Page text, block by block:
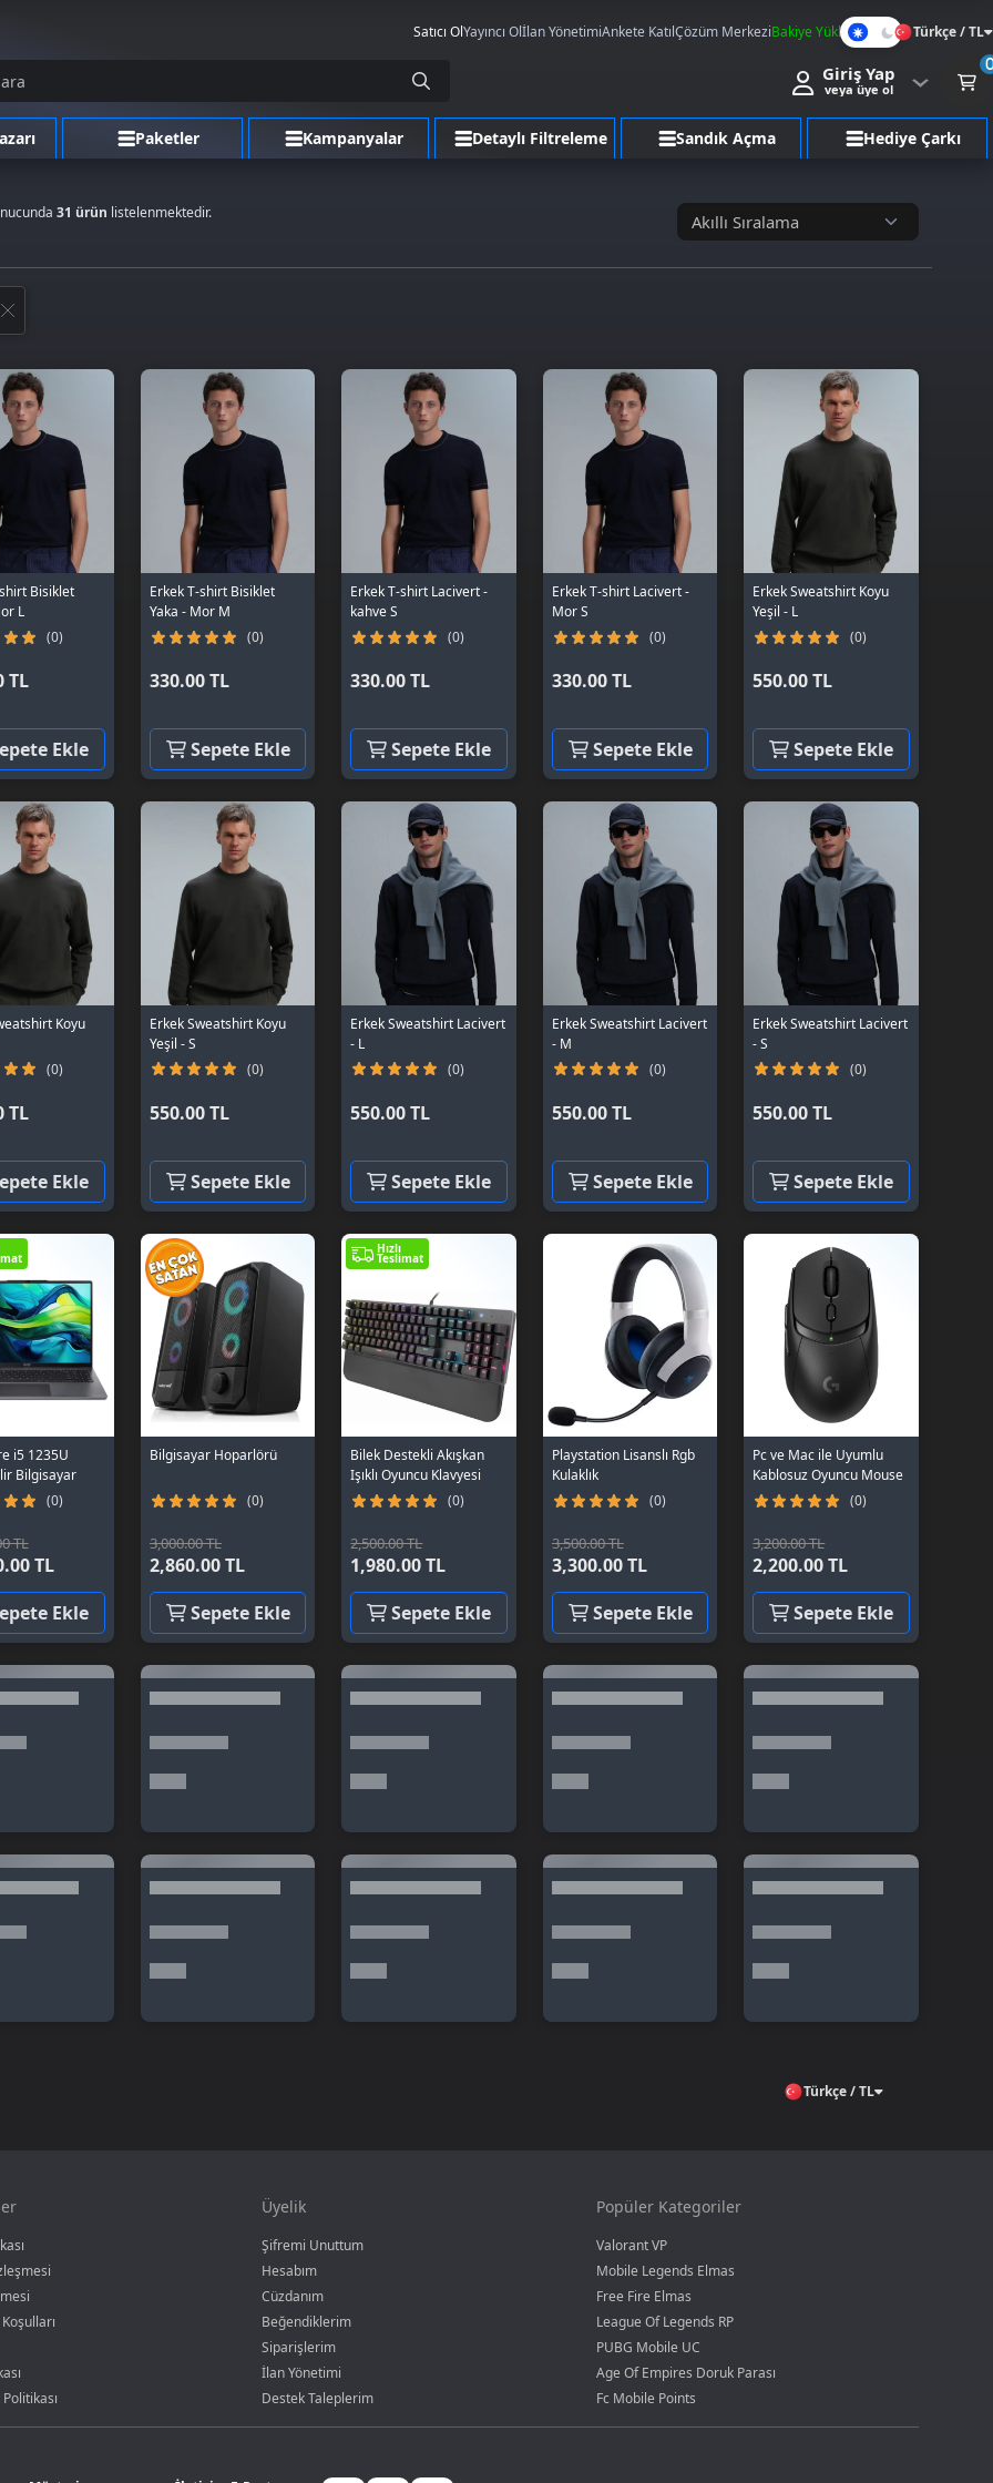
Satıcı OlYayıncı Olİlan YönetimiAnkete KatılÇözüm MerkeziBakiye Yükle
Karanlık
Mod
Türkçe / TL
Giriş Yap
veya üye ol
Paketler Kampanyalar Detaylı Filtreleme Sandık Açma Hediye Çarkı
31 ürün listelenmektedir.
Bisiklet
L
(0)
TL
Ekle
Erkek T-shirt Bisiklet
Yaka - Mor M
(0)
330.00 TL
Sepete Ekle
Erkek T-shirt Lacivert -
kahve S
(0)
330.00 TL
Sepete Ekle
Erkek T-shirt Lacivert -
Mor S
(0)
330.00 TL
Sepete Ekle
Erkek Sweatshirt Koyu
Yeşil - L
(0)
550.00 TL
Sepete Ekle
Koyu
(0)
TL
Ekle
Erkek Sweatshirt Koyu
Yeşil - S
(0)
550.00 TL
Sepete Ekle
Erkek Sweatshirt Lacivert
- L
(0)
550.00 TL
Sepete Ekle
Erkek Sweatshirt Lacivert
- M
(0)
550.00 TL
Sepete Ekle
Erkek Sweatshirt Lacivert
- S
(0)
550.00 TL
Sepete Ekle
i5 1235U
Bilgisayar
(0)
TL
TL
Ekle
Bilgisayar Hoparlörü
(0)
3,000.00 TL
2,860.00 TL
Sepete Ekle
Hızlı
Teslimat
Bilek Destekli Akışkan
Işıklı Oyuncu Klavyesi
(0)
2,500.00 TL
1,980.00 TL
Sepete Ekle
Playstation Lisanslı Rgb
Kulaklık
(0)
3,500.00 TL
3,300.00 TL
Sepete Ekle
Pc ve Mac ile Uyumlu
Kablosuz Oyuncu Mouse
(0)
3,200.00 TL
2,200.00 TL
Sepete Ekle
Türkçe / TL
Üyelik
Şifremi Unuttum
Hesabım
Cüzdanım
Beğendiklerim
Siparişlerim
İlan Yönetimi
Destek Taleplerim
Popüler Kategoriler
Valorant VP
Mobile Legends Elmas
Free Fire Elmas
League Of Legends RP
PUBG Mobile UC
Age Of Empires Doruk Parası
Fc Mobile Points